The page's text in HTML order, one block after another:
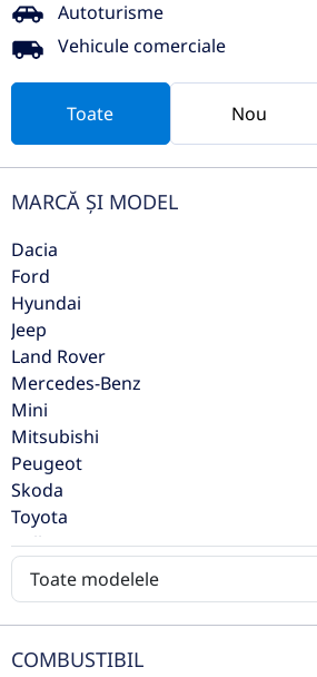
Hyundai New Kona
2WD PREMIUM+ N Line
2026
Benzina
Preț de listă30.129€
24.793€
Autoturisme
Vehicule comerciale
Toate Nou
MARCĂ ȘI MODEL
Dacia
Ford
Hyundai
Jeep
Land Rover
Mercedes-Benz
Mini
Mitsubishi
Peugeot
Skoda
Toyota
Volkswagen
Volvo
COMBUSTIBIL